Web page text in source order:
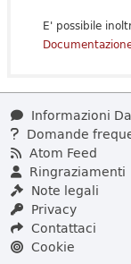
E' possibile
Informazioni
Domande
Atom Feed
Ringraziamenti
Note legali
Privacy
Contattaci
Cookie